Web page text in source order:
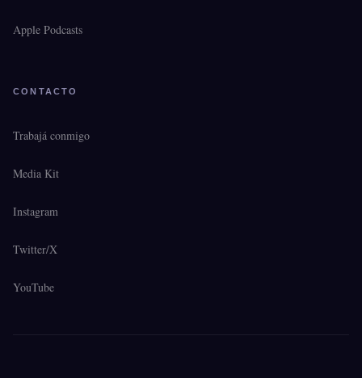
Apple Podcasts
CONTACTO
Trabajá conmigo
Media Kit
Instagram
Twitter/X
YouTube